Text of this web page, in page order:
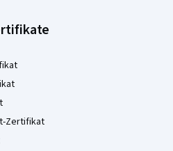
Zertifikat